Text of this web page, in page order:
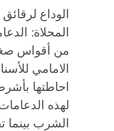
الوداع
المحلاة:
من أقواس
الامامي
احاطتها
لهذه
الشرب بينما